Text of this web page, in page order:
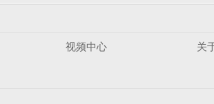
视频中心 关